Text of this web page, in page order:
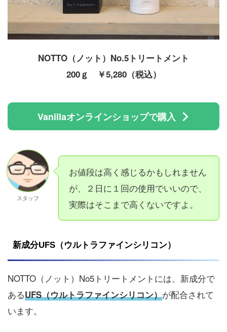
NOTTO（ノット）No.5トリートメント
200ｇ ￥5,280（税込）
Vanillaオンラインショップで購入
スタッフ
お値段は高く感じるかもしれません
が、２日に１回の使用でいいので、
実際はそこまで高くないですよ。
新成分UFS（ウルトラファインシリコン）
NOTTO（ノット）No5トリートメントには、新成分で
あるUFS（ウルトラファインシリコン）が配合されて
います。